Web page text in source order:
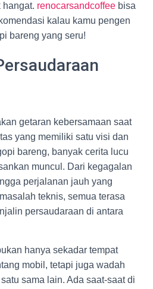
hangat. renocarsandcoffee bisa
kalau kamu pengen
bareng yang seru!
getaran kebersamaan saat
yang memiliki satu visi dan
bareng, banyak cerita lucu
muncul. Dari kegagalan
perjalanan jauh yang
teknis, semua terasa
persaudaraan di antara
hanya sekadar tempat
mobil, tetapi juga wadah
sama lain. Ada saat-saat di